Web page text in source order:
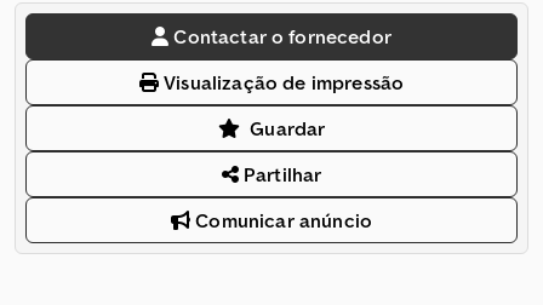
Contactar o fornecedor
Visualização de impressão
Guardar
Partilhar
Comunicar anúncio